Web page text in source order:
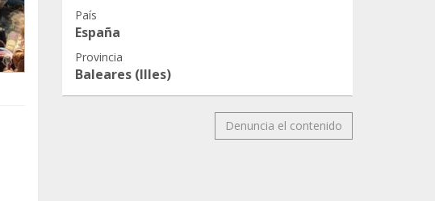
País
España
Provincia
Baleares (Illes)
Denuncia el contenido